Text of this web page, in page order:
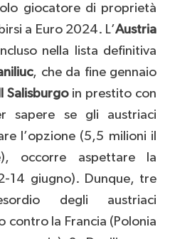
giocatore di proprietà
a Euro 2024. L’Austria
nella lista definitiva
, che da fine gennaio
Salisburgoin prestito con
sapere se gli austriaci
l’opzione (5,5 milioni il
occorre aspettare la
14 giugno). Dunque, tre
degli austriaci
contro la Francia (Polonia